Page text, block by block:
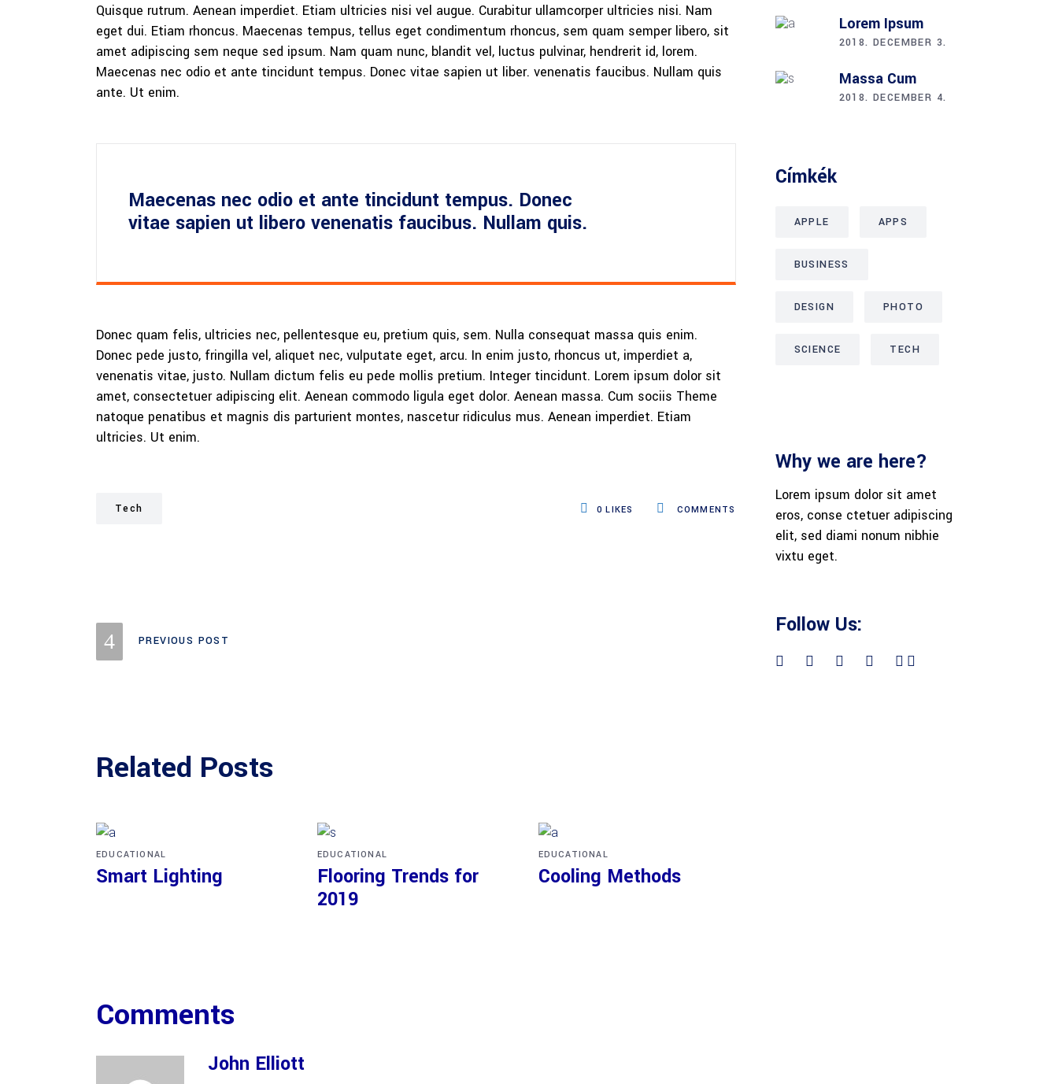
Quisque rutrum. Aenean imperdiet. Etiam ultricies nisi vel augue. Curabitur ullamcorper ultricies nisi. Nam
eget dui. Etiam rhoncus. Maecenas tempus, tellus eget condimentum rhoncus, sem quam semper libero, sit
amet adipiscing sem neque sed ipsum. Nam quam nunc, blandit vel, luctus pulvinar, hendrerit id, lorem.
Maecenas nec odio et ante tincidunt tempus. Donec vitae sapien ut liber. venenatis faucibus. Nullam quis
ante. Ut enim.
Maecenas nec odio et ante tincidunt tempus. Donec
vitae sapien ut libero venenatis faucibus. Nullam quis.
Donec quam felis, ultricies nec, pellentesque eu, pretium quis, sem. Nulla consequat massa quis enim.
Donec pede justo, fringilla vel, aliquet nec, vulputate eget, arcu. In enim justo, rhoncus ut, imperdiet a,
venenatis vitae, justo. Nullam dictum felis eu pede mollis pretium. Integer tincidunt. Lorem ipsum dolor sit
amet, consectetuer adipiscing elit. Aenean commodo ligula eget dolor. Aenean massa. Cum sociis Theme
natoque penatibus et magnis dis parturient montes, nascetur ridiculus mus. Aenean imperdiet. Etiam
ultricies. Ut enim.
Tech COMMENTS
0 LIKES
PREVIOUS POST
Related Posts
EDUCATIONAL
Smart Lighting
EDUCATIONAL
Flooring Trends for
2019
EDUCATIONAL
Cooling Methods
Comments
John Elliott
Lorem Ipsum
2018. DECEMBER 3.
Massa Cum
2018. DECEMBER 4.
Címkék
APPLE APPS
BUSINESS
DESIGN PHOTO
SCIENCE TECH
Why we are here?
Lorem ipsum dolor sit amet
eros, conse ctetuer adipiscing
elit, sed diami nonum nibhie
vixtu eget.
Follow Us: